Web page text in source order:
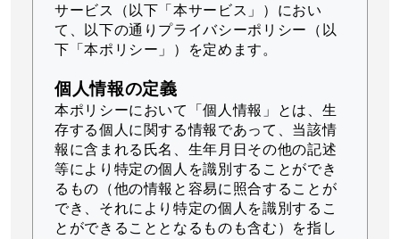
サービス（以下「本サービス」）におい
て、以下の通りプライバシーポリシー（以
下「本ポリシー」）を定めます。
個人情報の定義
本ポリシーにおいて「個人情報」とは、生
存する個人に関する情報であって、当該情
報に含まれる氏名、生年月日その他の記述
等により特定の個人を識別することができ
るもの（他の情報と容易に照合することが
でき、それにより特定の個人を識別するこ
とができることとなるものも含む）を指し